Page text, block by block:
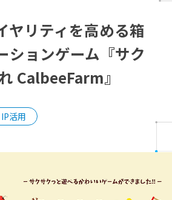
ヤリティを高める箱
ションゲーム『サク
CalbeeFarm』
IP活用